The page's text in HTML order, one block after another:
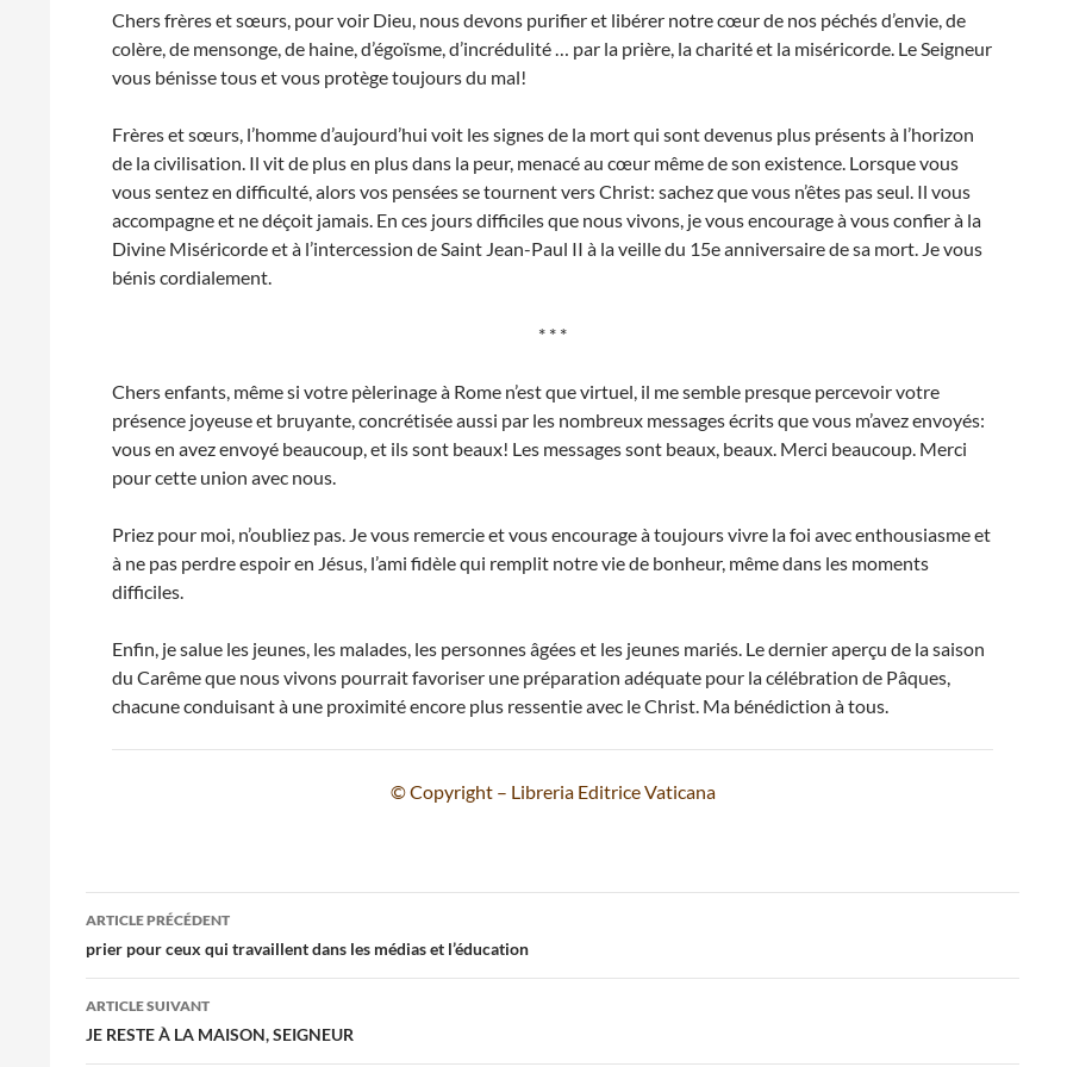
Chers frères et sœurs, pour voir Dieu, nous devons purifier et libérer notre cœur de nos péchés d’envie, de
colère, de mensonge, de haine, d’égoïsme, d’incrédulité … par la prière, la charité et la miséricorde. Le Seigneur
vous bénisse tous et vous protège toujours du mal!
Frères et sœurs, l’homme d’aujourd’hui voit les signes de la mort qui sont devenus plus présents à l’horizon
de la civilisation. Il vit de plus en plus dans la peur, menacé au cœur même de son existence. Lorsque vous
vous sentez en difficulté, alors vos pensées se tournent vers Christ: sachez que vous n’êtes pas seul. Il vous
accompagne et ne déçoit jamais. En ces jours difficiles que nous vivons, je vous encourage à vous confier à la
Divine Miséricorde et à l’intercession de Saint Jean-Paul II à la veille du 15e anniversaire de sa mort. Je vous
bénis cordialement.
* * *
Chers enfants, même si votre pèlerinage à Rome n’est que virtuel, il me semble presque percevoir votre
présence joyeuse et bruyante, concrétisée aussi par les nombreux messages écrits que vous m’avez envoyés:
vous en avez envoyé beaucoup, et ils sont beaux! Les messages sont beaux, beaux. Merci beaucoup. Merci
pour cette union avec nous.
Priez pour moi, n’oubliez pas. Je vous remercie et vous encourage à toujours vivre la foi avec enthousiasme et
à ne pas perdre espoir en Jésus, l’ami fidèle qui remplit notre vie de bonheur, même dans les moments
difficiles.
Enfin, je salue les jeunes, les malades, les personnes âgées et les jeunes mariés. Le dernier aperçu de la saison
du Carême que nous vivons pourrait favoriser une préparation adéquate pour la célébration de Pâques,
chacune conduisant à une proximité encore plus ressentie avec le Christ. Ma bénédiction à tous.
© Copyright – Libreria Editrice Vaticana
Navigation
des
articles
ARTICLE PRÉCÉDENT
prier pour ceux qui travaillent dans les médias et l’éducation
ARTICLE SUIVANT
JE RESTE À LA MAISON, SEIGNEUR